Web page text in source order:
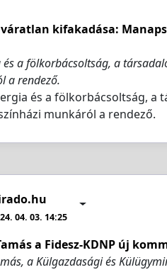
kifakadása:
és a fölkorbácsoltság, a
a rendező.
és a fölkorbácsoltság,
munkáról a rendező.
04. 03. 14:25
a Fidesz-KDNP új
a Külgazdasági és